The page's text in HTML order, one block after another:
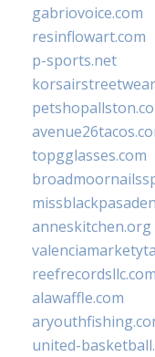
gabriovoice.com
resinflowart.com
p-sports.net
topgglasses.com
anneskitchen.org
reefrecordsllc.com
alawaffle.com
united-